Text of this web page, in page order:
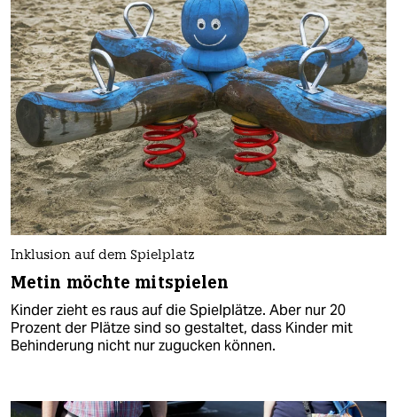
Inklusion auf dem Spielplatz
Metin möchte mitspielen
Kinder zieht es raus auf die Spielplätze. Aber nur 20
Prozent der Plätze sind so gestaltet, dass Kinder mit
Behinderung nicht nur zugucken können.